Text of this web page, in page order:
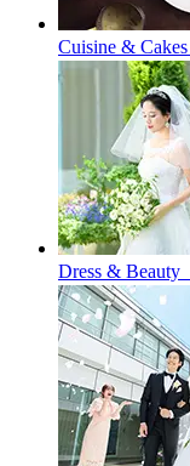
Cuisine & Cakes
Dress & Beauty